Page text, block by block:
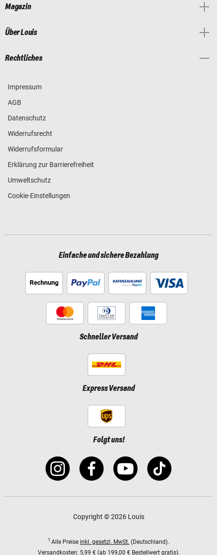
Magazin
Über Louis
Rechtliches
Impressum
AGB
Datenschutz
Widerrufsrecht
Widerrufsformular
Erklärung zur Barrierefreiheit
Umweltschutz
Cookie-Einstellungen
Einfache und sichere Bezahlung
Schneller Versand
Express Versand
Folgt uns!
Copyright © 2026 Louis
1 Alle Preise inkl. gesetzl. MwSt. (Deutschland).
Versandkosten: 5,99 € (ab 199,00 € Bestellwert gratis).